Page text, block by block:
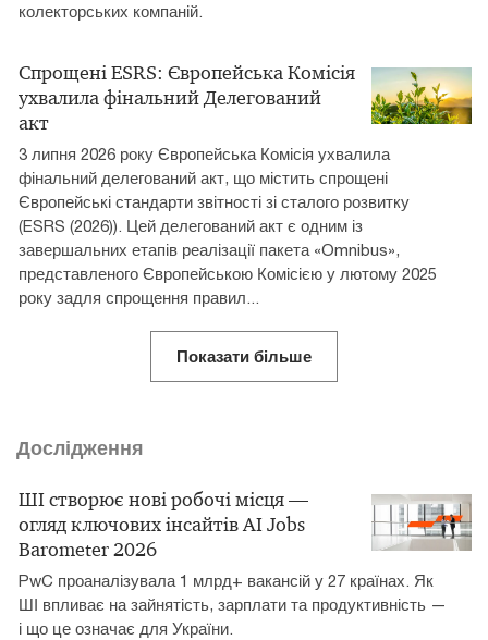
колекторських компаній.
Спрощені ESRS: ​Європейська Комісія
ухвалила ​фінальний Делегований
акт
3 липня 2026 року Європейська Комісія ухвалила
фінальний делегований акт, що містить спрощені
Європейські стандарти звітності зі сталого розвитку
(ESRS (2026)). Цей делегований акт є одним із
завершальних етапів реалізації пакета «Omnibus»,
представленого Європейською Комісією у лютому 2025
року задля спрощення правил...
Показати більше
Дослідження
ШІ створює нові робочі місця —
огляд ключових інсайтів AI Jobs
Barometer 2026
PwC проаналізувала 1 млрд+ вакансій у 27 країнах. Як
ШІ впливає на зайнятість, зарплати та продуктивність —
і що це означає для України.